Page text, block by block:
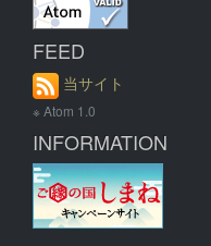
FEED
当サイト
※ Atom 1.0
INFORMATION